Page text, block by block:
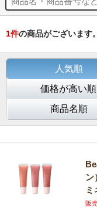
1件の商品がございます。
人気順
価格が高い順
商品名順
ン
販